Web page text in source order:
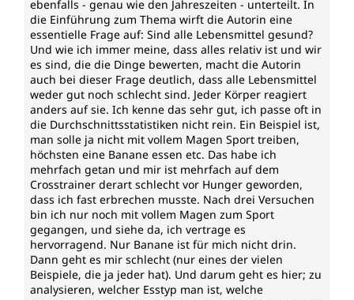
ebenfalls - genau wie den Jahreszeiten - unterteilt. In
die Einführung zum Thema wirft die Autorin eine
essentielle Frage auf: Sind alle Lebensmittel gesund?
Und wie ich immer meine, dass alles relativ ist und wir
es sind, die die Dinge bewerten, macht die Autorin
auch bei dieser Frage deutlich, dass alle Lebensmittel
weder gut noch schlecht sind. Jeder Körper reagiert
anders auf sie. Ich kenne das sehr gut, ich passe oft in
die Durchschnittsstatistiken nicht rein. Ein Beispiel ist,
man solle ja nicht mit vollem Magen Sport treiben,
höchsten eine Banane essen etc. Das habe ich
mehrfach getan und mir ist mehrfach auf dem
Crosstrainer derart schlecht vor Hunger geworden,
dass ich fast erbrechen musste. Nach drei Versuchen
bin ich nur noch mit vollem Magen zum Sport
gegangen, und siehe da, ich vertrage es
hervorragend. Nur Banane ist für mich nicht drin.
Dann geht es mir schlecht (nur eines der vielen
Beispiele, die ja jeder hat). Und darum geht es hier; zu
analysieren, welcher Esstyp man ist, welche